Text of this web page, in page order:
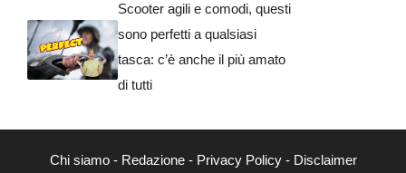
Scooter agili e comodi, questi
sono perfetti a qualsiasi
tasca: c’è anche il più amato
di tutti
Chi siamo- Redazione- Privacy Policy- Disclaimer